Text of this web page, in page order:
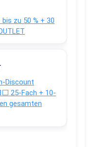
zu 50 % + 30
Discount
25-Fach + 10-
gesamten